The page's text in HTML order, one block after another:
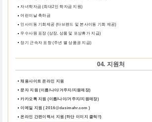
자녀학자금 (최대2인 학자금 지원)
어린이날 축하금
인사이동 기회제공 (타브랜드 및 본사이동 기회 제공)
우수사원 표장 (상장, 상품 및 포상휴가 지급)
장기 근속자 표창 (주년 별 상품권 지급)
04. 지원처
채용사이트 온라인 지원
문자 지원 (이름/나이/거주지/지원매장)
카카오톡 지원 (이름/나이/거주지/지원매장)
이메일 지원 ( 2016@dasimahr.com )
온라인 간편이력서 지원 (하단 이미지 클릭!!)